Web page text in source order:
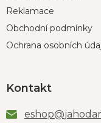
Reklamace
Obchodní podmínky
Ochrana osobních
Kontakt
eshop@